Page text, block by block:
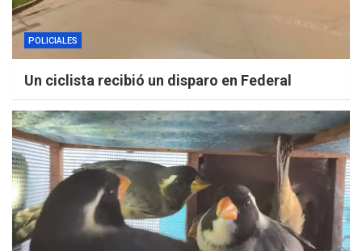
POLICIALES
Un ciclista recibió un disparo en Federal